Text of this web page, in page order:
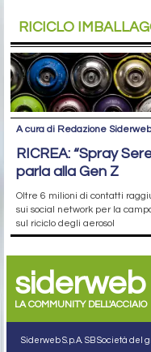
RICICLO
A cura di Redazione Siderweb
RICREA: “Spray
parla alla Gen Z
Oltre 6 milioni di contatti
sui social network per la
sul riciclo degli aerosol
siderweb
LA COMMUNITY DELL'ACCIAIO
Siderweb S.p.A. SB Società del